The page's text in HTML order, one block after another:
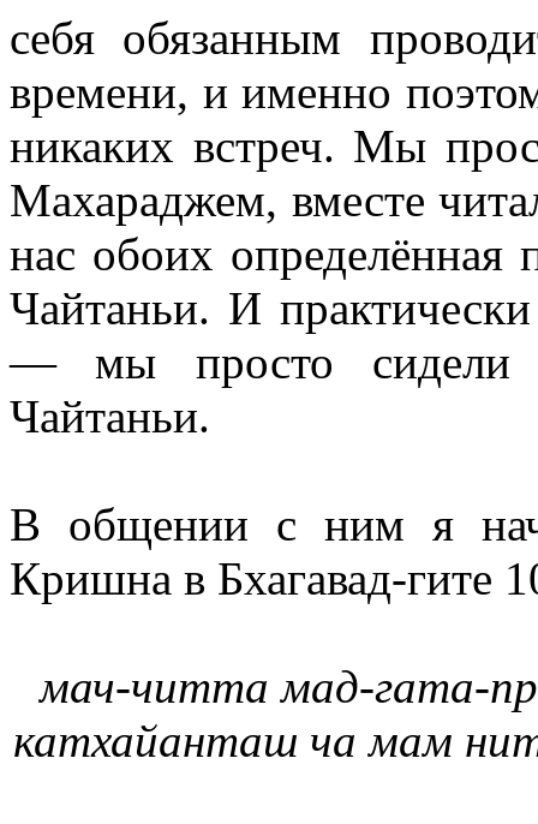
себя обязанным
времени, и именно
никаких встреч. Мы
Махараджем, вместе
нас обоих определённая
Чайтаньи. И
— мы просто сидели
Чайтаньи.
В общении с ним я
Кришна в Бхагавад-гите
мач-читта мад-гата-
катхайанташ ча мам